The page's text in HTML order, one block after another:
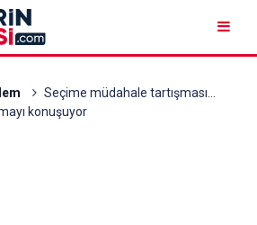
Seçime müdahale tartışması...
konuşuyor